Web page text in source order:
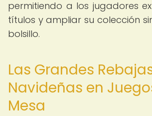
permitiendo a los jugadores
títulos y ampliar su colección
bolsillo.
Las Grandes
Navideñas en
Mesa